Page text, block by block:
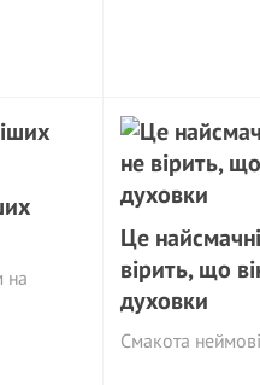
на
Це
вірить, що
духовки
Смакота